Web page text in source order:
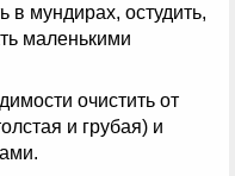
в мундирах, остудить,
маленькими
очистить от
и грубая) и